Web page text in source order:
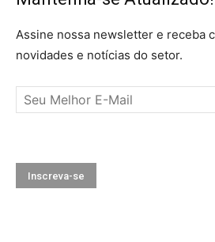
Mantenha-se Atualizado!
novidades e notícias do setor.